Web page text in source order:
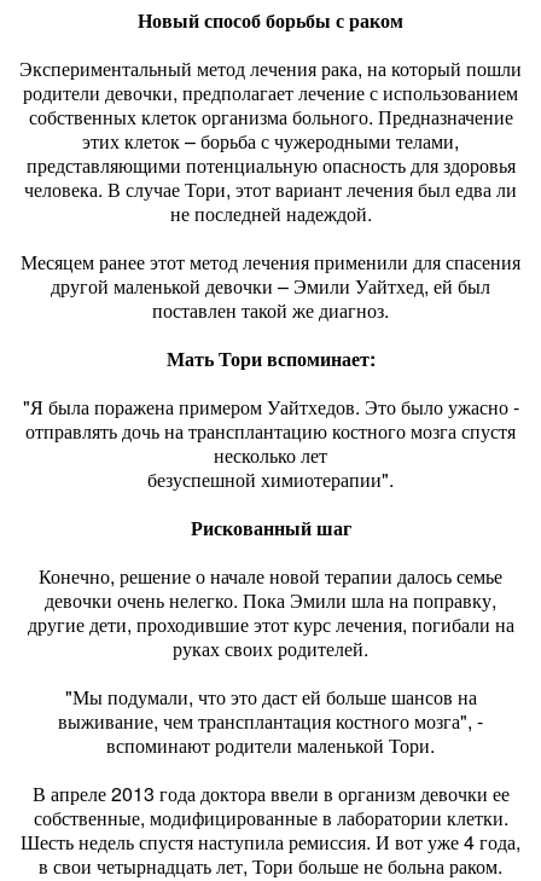
Новый способ борьбы с раком
Экспериментальный метод лечения рака, на который пошли
родители девочки, предполагает лечение с использованием
собственных клеток организма больного. Предназначение
этих клеток – борьба с чужеродными телами,
представляющими потенциальную опасность для здоровья
человека. В случае Тори, этот вариант лечения был едва ли
не последней надеждой.
Месяцем ранее этот метод лечения применили для спасения
другой маленькой девочки – Эмили Уайтхед, ей был
поставлен такой же диагноз.
Мать Тори вспоминает:
"Я была поражена примером Уайтхедов. Это было ужасно -
отправлять дочь на трансплантацию костного мозга спустя
несколько лет
безуспешной химиотерапии".
Рискованный шаг
Конечно, решение о начале новой терапии далось семье
девочки очень нелегко. Пока Эмили шла на поправку,
другие дети, проходившие этот курс лечения, погибали на
руках своих родителей.
"Мы подумали, что это даст ей больше шансов на
выживание, чем трансплантация костного мозга", -
вспоминают родители маленькой Тори.
В апреле 2013 года доктора ввели в организм девочки ее
собственные, модифицированные в лаборатории клетки.
Шесть недель спустя наступила ремиссия. И вот уже 4 года,
в свои четырнадцать лет, Тори больше не больна раком.